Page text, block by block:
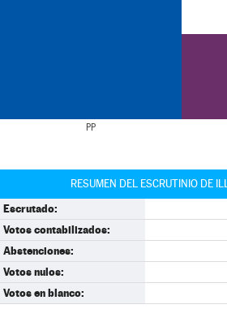
PP
RESUMEN DEL ESCRUTINIO DE
Escrutado:
Votos contabilizados:
Abstenciones:
Votos nulos:
Votos en blanco: